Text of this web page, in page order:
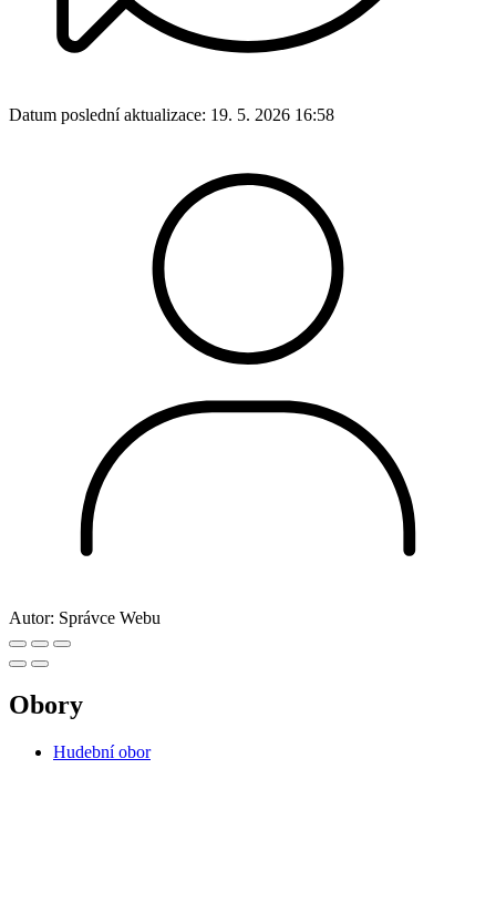
Datum poslední aktualizace: 19. 5. 2026 16:58
Autor: Správce Webu
Obory
Hudební obor